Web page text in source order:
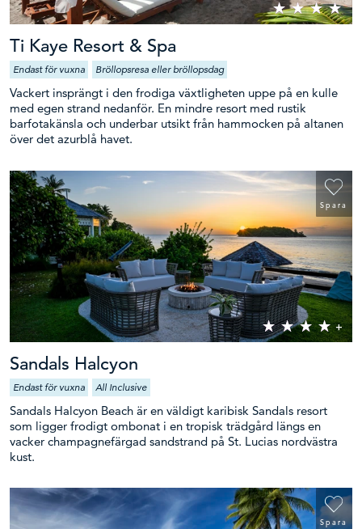
Ti Kaye Resort & Spa
Endast för vuxna Bröllopsresa eller bröllopsdag
Vackert insprängt i den frodiga växtligheten uppe på en kulle
med egen strand nedanför. En mindre resort med rustik
barfotakänsla och underbar utsikt från hammocken på altanen
över det azurblå havet.
Spara
Sandals Halcyon
Endast för vuxna All Inclusive
Sandals Halcyon Beach är en väldigt karibisk Sandals resort
som ligger frodigt ombonat i en tropisk trädgård längs en
vacker champagnefärgad sandstrand på St. Lucias nordvästra
kust.
Spara